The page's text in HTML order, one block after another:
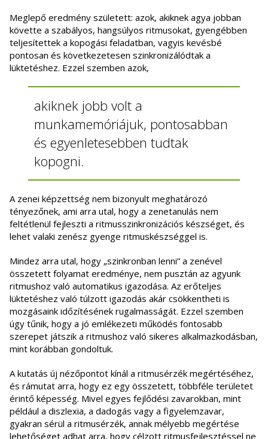
Meglepő eredmény született: azok, akiknek agya jobban
követte a szabályos, hangsúlyos ritmusokat, gyengébben
teljesítettek a kopogási feladatban, vagyis kevésbé
pontosan és következetesen szinkronizálódtak a
lüktetéshez. Ezzel szemben azok,
akiknek jobb volt a
munkamemóriájuk, pontosabban
és egyenletesebben tudtak
kopogni.
A zenei képzettség nem bizonyult meghatározó
tényezőnek, ami arra utal, hogy a zenetanulás nem
feltétlenül fejleszti a ritmusszinkronizációs készséget, és
lehet valaki zenész gyenge ritmuskészséggel is.
Mindez arra utal, hogy „szinkronban lenni” a zenével
összetett folyamat eredménye, nem pusztán az agyunk
ritmushoz való automatikus igazodása. Az erőteljes
lüktetéshez való túlzott igazodás akár csökkentheti is
mozgásaink időzítésének rugalmasságát. Ezzel szemben
úgy tűnik, hogy a jó emlékezeti működés fontosabb
szerepet játszik a ritmushoz való sikeres alkalmazkodásban,
mint korábban gondoltuk.
A kutatás új nézőpontot kínál a ritmusérzék megértéséhez,
és rámutat arra, hogy ez egy összetett, többféle területet
érintő képesség. Mivel egyes fejlődési zavarokban, mint
például a diszlexia, a dadogás vagy a figyelemzavar,
gyakran sérül a ritmusérzék, annak mélyebb megértése
lehetőséget adhat arra, hogy célzott ritmusfejlesztéssel ne